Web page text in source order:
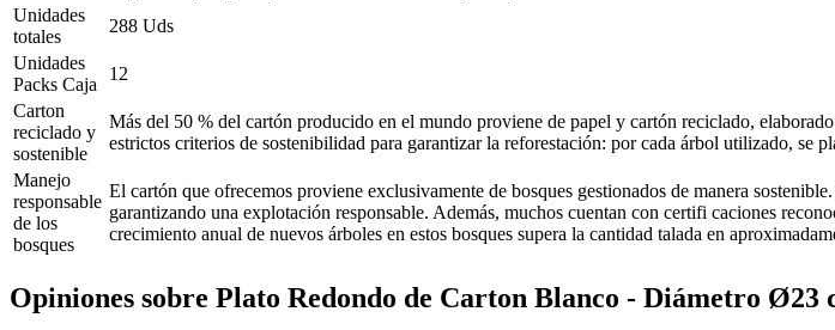
Unidades
totales
288 Uds
Unidades
Packs Caja
12
Carton
reciclado y
sostenible
Más del 50 % del cartón producido en el mundo proviene de papel y cartón reciclado,
estrictos criterios de sostenibilidad para garantizar la reforestación: por cada árbol utilizado, se
Manejo
responsable
de los
bosques
El cartón que ofrecemos proviene exclusivamente de bosques gestionados de manera
garantizando una explotación responsable. Además, muchos cuentan con certifi caciones
crecimiento anual de nuevos árboles en estos bosques supera la cantidad talada en
Opiniones sobre Plato Redondo de Carton Blanco - Diámetro Ø23